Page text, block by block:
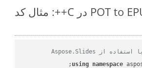
نحوه تبدیل POT to EPUB در C++: مثال کد
using namespace